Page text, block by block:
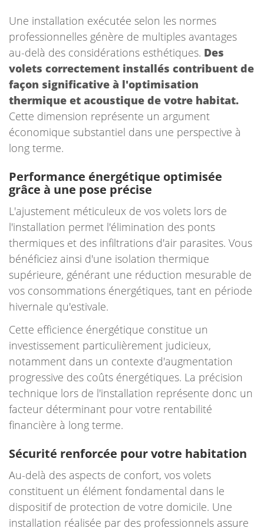
Une installation exécutée selon les normes
professionnelles génère de multiples avantages
au-delà des considérations esthétiques. Des
volets correctement installés contribuent de
façon significative à l'optimisation
thermique et acoustique de votre habitat.
Cette dimension représente un argument
économique substantiel dans une perspective à
long terme.
Performance énergétique optimisée
grâce à une pose précise
L'ajustement méticuleux de vos volets lors de
l'installation permet l'élimination des ponts
thermiques et des infiltrations d'air parasites. Vous
bénéficiez ainsi d'une isolation thermique
supérieure, générant une réduction mesurable de
vos consommations énergétiques, tant en période
hivernale qu'estivale.
Cette efficience énergétique constitue un
investissement particulièrement judicieux,
notamment dans un contexte d'augmentation
progressive des coûts énergétiques. La précision
technique lors de l'installation représente donc un
facteur déterminant pour votre rentabilité
financière à long terme.
Sécurité renforcée pour votre habitation
Au-delà des aspects de confort, vos volets
constituent un élément fondamental dans le
dispositif de protection de votre domicile. Une
installation réalisée par des professionnels assure